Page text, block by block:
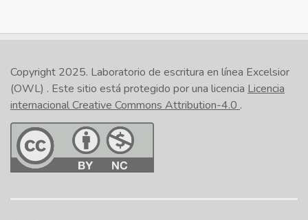
Copyright 2025. Laboratorio de escritura en línea Excelsior
(OWL) . Este sitio está protegido por una licencia Licencia
internacional Creative Commons Attribution-4.0 .